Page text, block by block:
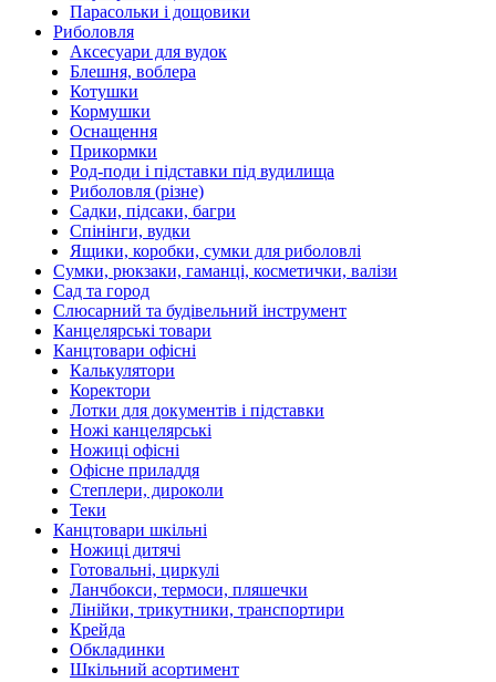
Парасольки і дощовики
Риболовля
Аксесуари для вудок
Блешня, воблера
Котушки
Кормушки
Оснащення
Прикормки
Род-поди і підставки під вудилища
Риболовля (різне)
Садки, підсаки, багри
Спінінги, вудки
Ящики, коробки, сумки для риболовлі
Сумки, рюкзаки, гаманці, косметички, валізи
Сад та город
Слюсарний та будівельний інструмент
Канцелярські товари
Канцтовари офісні
Калькулятори
Коректори
Лотки для документів і підставки
Ножі канцелярські
Ножиці офісні
Офісне приладдя
Степлери, дироколи
Теки
Канцтовари шкільні
Ножиці дитячі
Готовальні, циркулі
Ланчбокси, термоси, пляшечки
Лінійки, трикутники, транспортири
Крейда
Обкладинки
Шкільний асортимент